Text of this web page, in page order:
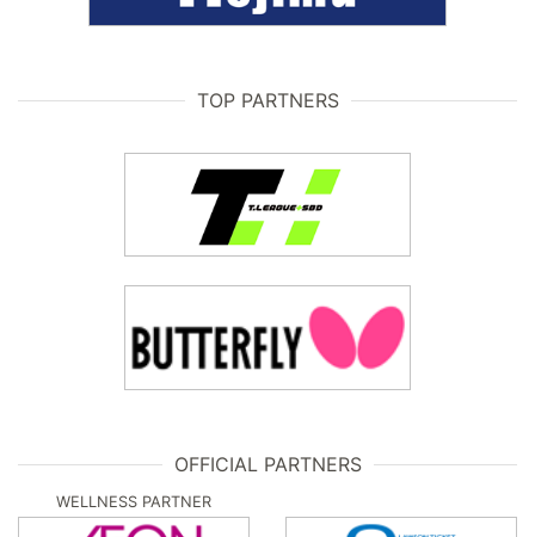
TOP PARTNERS
OFFICIAL PARTNERS
WELLNESS PARTNER